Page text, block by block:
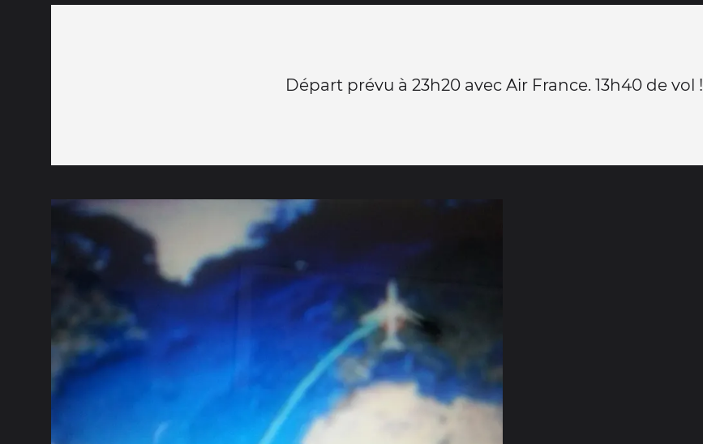
Départ prévu à 23h20 avec Air France. 13h40 de vol !